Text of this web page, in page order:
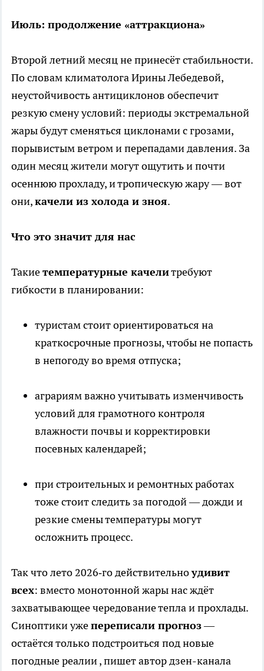
Июль: продолжение «аттракциона»
Второй летний месяц не принесёт стабильности.
По словам климатолога Ирины Лебедевой,
неустойчивость антициклонов обеспечит
резкую смену условий: периоды экстремальной
жары будут сменяться циклонами с грозами,
порывистым ветром и перепадами давления. За
один месяц жители могут ощутить и почти
осеннюю прохладу, и тропическую жару — вот
они,качели из холода и зноя.
Что это значит для нас
Такиетемпературные качелитребуют
гибкости в планировании:
туристам стоит ориентироваться на
краткосрочные прогнозы, чтобы не попасть
в непогоду во время отпуска;
аграриям важно учитывать изменчивость
условий для грамотного контроля
влажности почвы и корректировки
посевных календарей;
при строительных и ремонтных работах
тоже стоит следить за погодой — дожди и
резкие смены температуры могут
осложнить процесс.
Так что лето 2026‑го действительноудивит
всех: вместо монотонной жары нас ждёт
захватывающее чередование тепла и прохлады.
Синоптики ужепереписали прогноз—
остаётся только подстроиться под новые
погодные реалии, пишет автор дзен-канала